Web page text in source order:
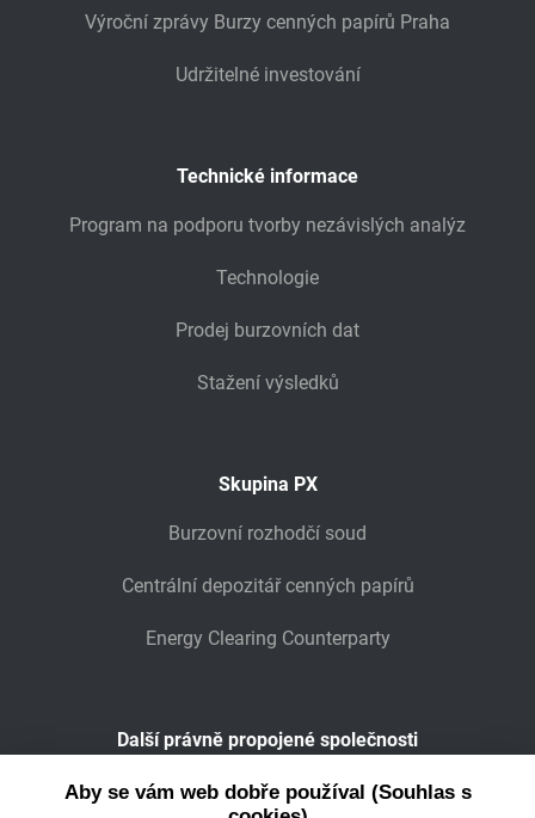
Výroční zprávy Burzy cenných papírů Praha
Udržitelné investování
Technické informace
Program na podporu tvorby nezávislých analýz
Technologie
Prodej burzovních dat
Stažení výsledků
Skupina PX
Burzovní rozhodčí soud
Centrální depozitář cenných papírů
Energy Clearing Counterparty
Další právně propojené společnosti
Wiener Börse
Aby se vám web dobře používal (Souhlas s